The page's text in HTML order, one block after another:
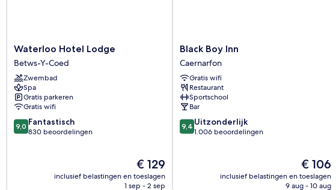
Waterloo
Hotel
Lodge
Betws-
Y-
Coed
Waterloo Hotel Lodge
Betws-Y-Coed
Zwembad
Spa
Gratis parkeren
Gratis wifi
9.0
van
beoordelingen
9,0 Fantastisch
830 beoordelingen
De
prijs
is
€ 129
inclusief belastingen en toeslagen
1 sep - 2 sep
Black
Boy
Inn
Caernarfon
Black Boy Inn
Caernarfon
Gratis wifi
Restaurant
Sportschool
Bar
9.4
van
beoordelingen
9,4 Uitzonderlijk
1.006 beoordelingen
De
prijs
is
€ 106
inclusief belastingen en toeslagen
9 aug - 10 aug